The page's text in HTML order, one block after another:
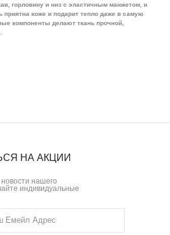
горловину и низ с эластичным манжетом, и
приятна коже и подарит тепло даже в самую
компоненты делают ткань прочной,
НА АКЦИИ
нашего
индивидуальные